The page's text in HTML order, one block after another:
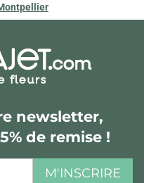
newsletter,
de remise !
M'INSCRIRE